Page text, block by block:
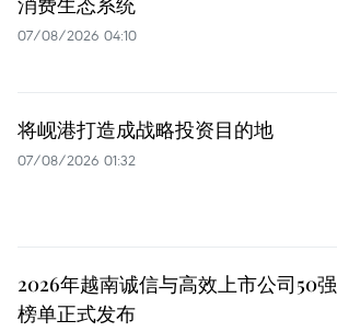
07/08/2026 04:10
将岘港打造成战略投资目的地
07/08/2026 01:32
2026年越南诚信与高效上市公司50强
榜单正式发布